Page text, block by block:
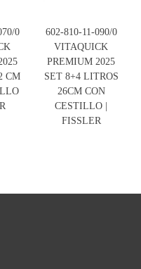
0
CM
602-810-11-090/0
VITAQUICK
PREMIUM 2025
SET 8+4 LITROS
26CM CON
CESTILLO |
FISSLER